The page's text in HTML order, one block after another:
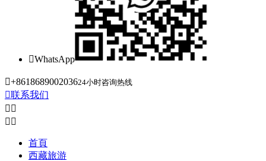
WhatsApp
+861868900203624小时咨询热线
联系我们
 
 
首頁
西藏旅游